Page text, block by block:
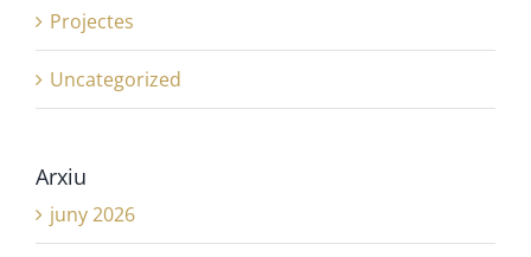
Projectes
Uncategorized
Arxiu
juny 2026